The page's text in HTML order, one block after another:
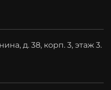
д. 38, корп. 3, этаж 3.